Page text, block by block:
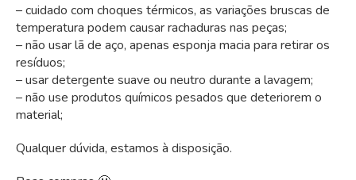
– cuidado com choques térmicos, as variações bruscas de
temperatura podem causar rachaduras nas peças;
– não usar lã de aço, apenas esponja macia para retirar os
resíduos;
– usar detergente suave ou neutro durante a lavagem;
– não use produtos químicos pesados que deteriorem o
material;
Qualquer dúvida, estamos à disposição.